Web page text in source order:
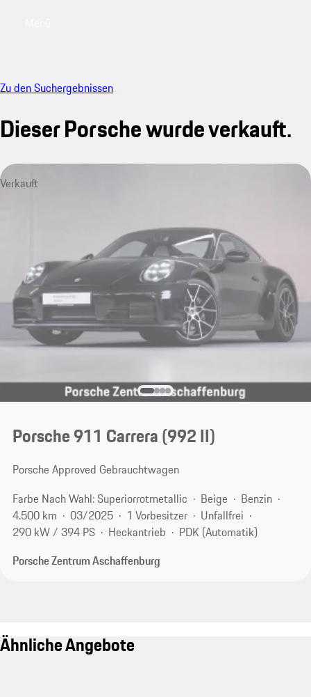
Zu den Suchergebnissen
Dieser Porsche wurde verkauft.
Verkauft
Porsche 911 Carrera(992 II)
Porsche Approved Gebrauchtwagen
Farbe Nach Wahl: Superiorrotmetallic
Beige
Benzin
4.500 km
03/2025 1 Vorbesitzer
Unfallfrei
290 kW / 394 PS
Heckantrieb
PDK (Automatik)
Porsche Zentrum Aschaffenburg
Ähnliche Angebote